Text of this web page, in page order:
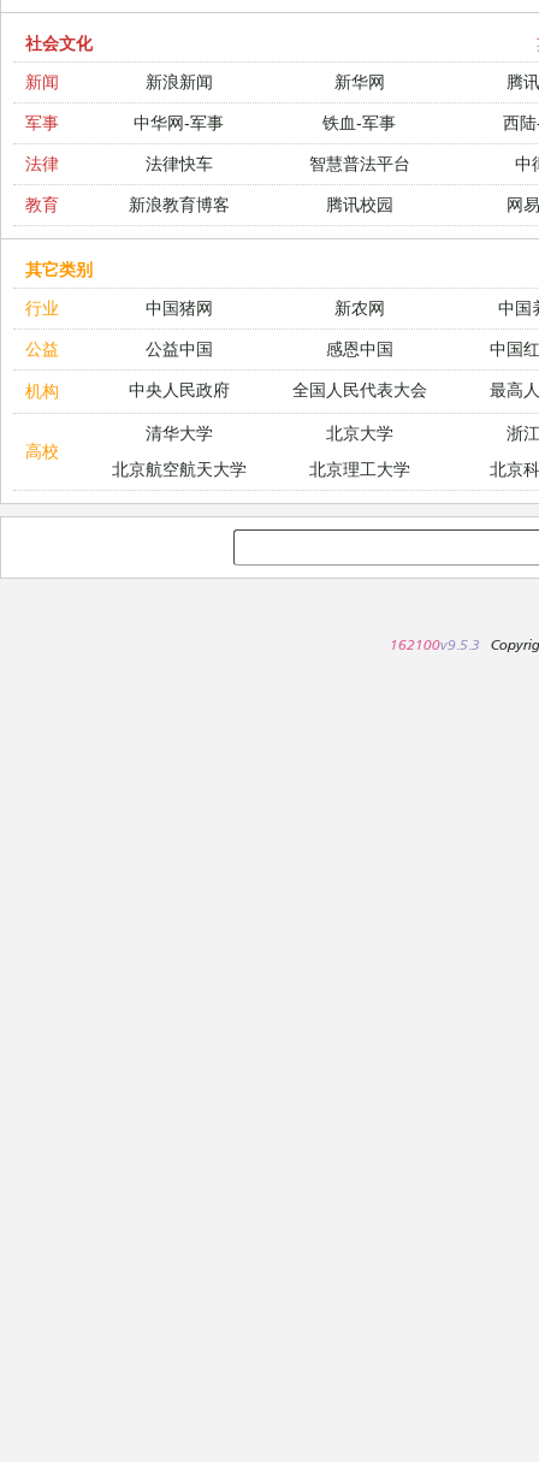
社会文化
新闻
新浪新闻 新华网
腾
军事
中华网-军事 铁血-军事
西
法律
法律快车 智慧普法平台
中
教育
新浪教育博客 腾讯校园 网
其它类别
行业
中国猪网 新农网
中国
公益
公益中国 感恩中国 中国
机构 中央人民政府 全国人民代表大会 最高
高校
清华大学 北京大学
浙
北京航空航天大学
北京理工大学 北京
162100v9.5.3